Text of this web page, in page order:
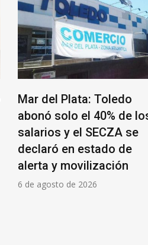
Mar del Plata: Toledo
abonó solo el 40% de
salarios y el SECZA se
declaró en estado de
alerta y movilización
6 de agosto de 2026